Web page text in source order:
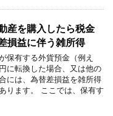
産を購入したら税金
損益に伴う雑所得
保有する外貨預金（例え
に転換した場合、又は他の
には、為替差損益を雑所得
ります。 ここでは、保有す